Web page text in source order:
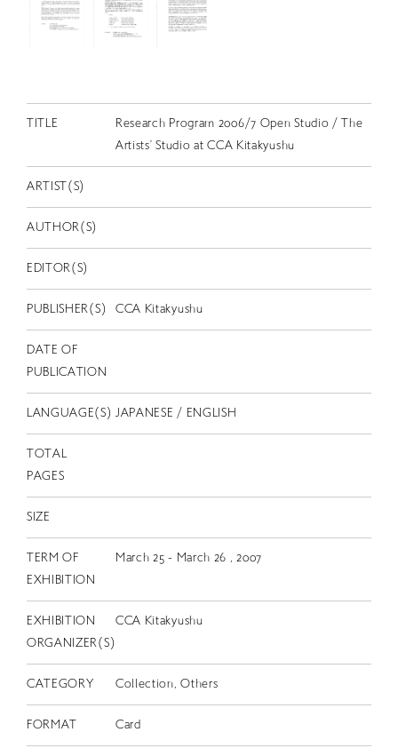
TITLE
Research Program 2006/7 Open Studio / The
Artists’ Studio at CCA Kitakyushu
ARTIST(S)
AUTHOR(S)
EDITOR(S)
PUBLISHER(S) CCA Kitakyushu
DATE OF
PUBLICATION
LANGUAGE(S) JAPANESE / ENGLISH
TOTAL
PAGES
SIZE
TERM OF
EXHIBITION
March 25 - March 26 , 2007
EXHIBITION
ORGANIZER(S)
CCA Kitakyushu
CATEGORY Collection, Others
FORMAT Card